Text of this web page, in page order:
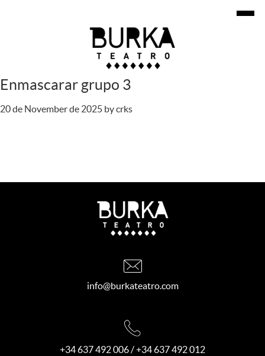
Enmascarar grupo 3
20 de November de 2025 bycrks
info@burkateatro.com
+34 637 492 006/+34 637 492 012